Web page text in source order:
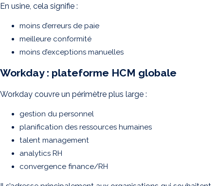
En usine, cela signifie :
moins d’erreurs de paie
meilleure conformité
moins d’exceptions manuelles
Workday : plateforme HCM globale
Workday couvre un périmètre plus large :
gestion du personnel
planification des ressources humaines
talent management
analytics RH
convergence finance/RH